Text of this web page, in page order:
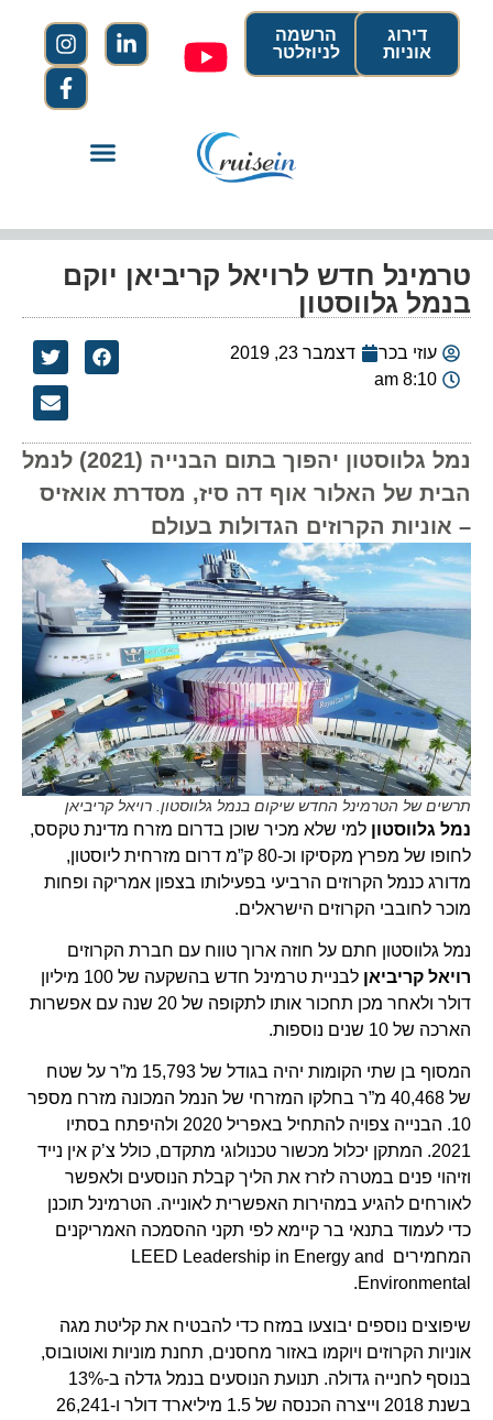
הרשמה
לניוזלטר
דירוג
אוניות
טרמינל חדש לרויאל קריביאן יוקם
בנמל גלווסטון
עוזי בכר
דצמבר 23, 2019
8:10 am
נמל גלווסטון יהפוך בתום הבנייה (2021) לנמל
הבית של האלור אוף דה סיז, מסדרת אואזיס
– אוניות הקרוזים הגדולות בעולם
תרשים של הטרמינל החדש שיקום בנמל גלווסטון. רויאל קריביאן
נמל גלווסטוןלמי שלא מכיר שוכן בדרום מזרח מדינת טקסס,
לחופו של מפרץ מקסיקו וכ-80 ק”מ דרום מזרחית ליוסטון,
מדורג כנמל הקרוזים הרביעי בפעילותו בצפון אמריקה ופחות
מוכר לחובבי הקרוזים הישראלים.
נמל גלווסטון חתם על חוזה ארוך טווח עם חברת הקרוזים
רויאל קריביאן
לבניית טרמינל חדש בהשקעה של 100 מיליון
דולר ולאחר מכן תחכור אותו לתקופה של 20 שנה עם אפשרות
הארכה של 10 שנים נוספות.
המסוף בן שתי הקומות יהיה בגודל של 15,793 מ”ר על שטח
של 40,468 מ”ר בחלקו המזרחי של הנמל המכונה מזרח מספר
10. הבנייה צפויה להתחיל באפריל 2020 ולהיפתח בסתיו
2021. המתקן יכלול מכשור טכנולוגי מתקדם, כולל צ’ק אין נייד
וזיהוי פנים במטרה לזרז את הליך קבלת הנוסעים ולאפשר
לאורחים להגיע במהירות האפשרית לאונייה. הטרמינל תוכנן
כדי לעמוד בתנאי בר קיימא לפי תקני ההסמכה האמריקנים
המחמירים LEED Leadership in Energy and
Environmental.
שיפוצים נוספים יבוצעו במזח כדי להבטיח את קליטת מגה
אוניות הקרוזים ויוקמו באזור מחסנים, תחנת מוניות ואוטובוס,
בנוסף לחנייה גדולה. תנועת הנוסעים בנמל גדלה ב-13%
בשנת 2018 וייצרה הכנסה של 1.5 מיליארד דולר ו-26,241